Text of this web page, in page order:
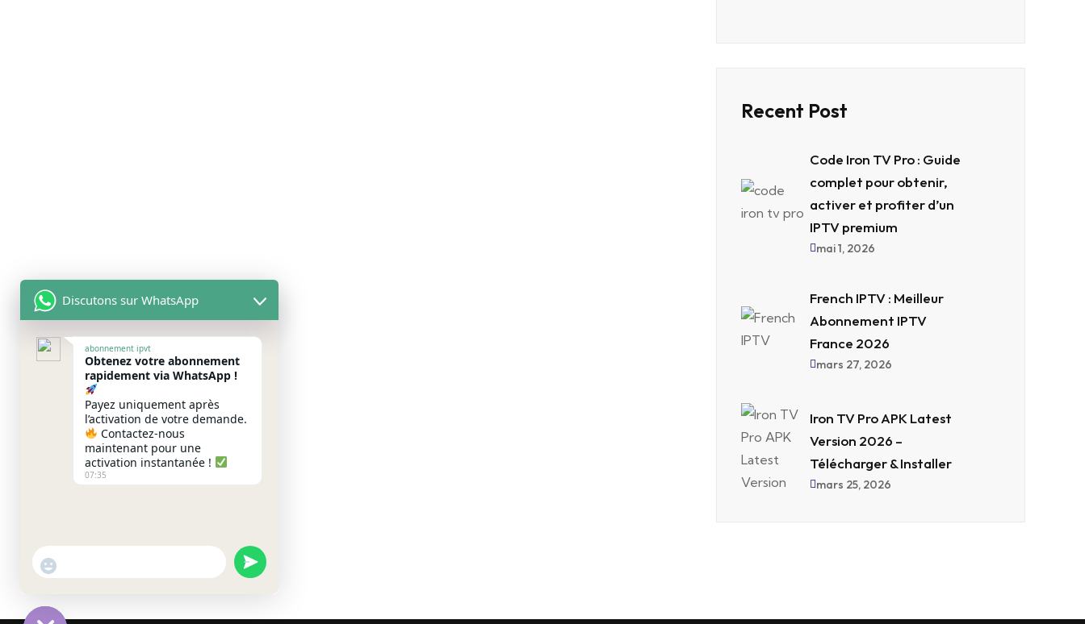
Recent Post
Code Iron TV Pro : Guide
complet pour obtenir,
activer et profiter d’un
IPTV premium
mai 1, 2026
French IPTV : Meilleur
Abonnement IPTV
France 2026
mars 27, 2026
Iron TV Pro APK Latest
Version 2026 –
Télécharger & Installer
mars 25, 2026
Discutons sur WhatsApp
abonnement ipvt
Obtenez votre abonnement
rapidement via WhatsApp !
Payez uniquement après
l’activation de votre demande.
Contactez-nous
maintenant pour une
activation instantanée !
07:35
"
c
W
a
u
n